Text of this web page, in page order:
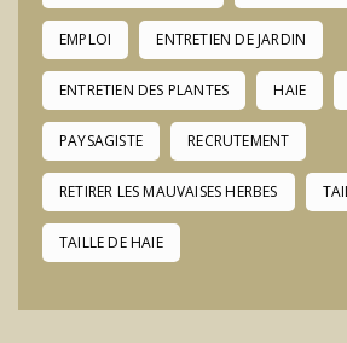
EMPLOI ENTRETIEN DE JARDIN
ENTRETIEN DES PLANTES HAIE
PAYSAGISTE RECRUTEMENT
RETIRER LES MAUVAISES HERBES
TAILLE DE HAIE